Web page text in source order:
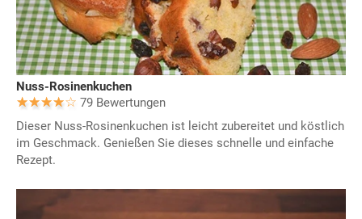
Nuss-Rosinenkuchen
79 Bewertungen
Dieser Nuss-Rosinenkuchen ist leicht zubereitet und köstlich
im Geschmack. Genießen Sie dieses schnelle und einfache
Rezept.